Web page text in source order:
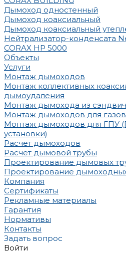
Дымоход одностенный
Дымоход коаксиальный
Дымоход коаксиальный
Нейтрализатор-конденсата
CORAX HP 5000
Объекты
Услуги
Монтаж дымоходов
Монтаж коллективных
дымоудаления
Монтаж дымохода из сэндвич
Монтаж дымоходов для
Монтаж дымоходов для ГПУ
установки)
Расчет дымоходов
Расчет дымовой трубы
Проектирование дымовых
Проектирование
Компания
Сертификаты
Рекламные материалы
Гарантия
Нормативы
Контакты
Задать вопрос
Войти